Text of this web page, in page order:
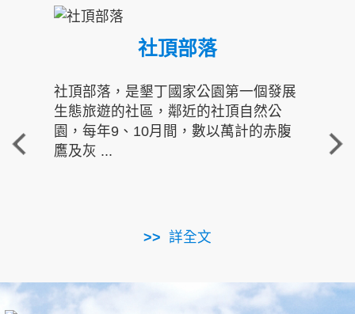
社頂部落
社頂部落，是墾丁國家公園第一個發展
生態旅遊的社區，鄰近的社頂自然公
園，每年9、10月間，數以萬計的赤腹
鷹及灰 ...
詳全文
重
走進